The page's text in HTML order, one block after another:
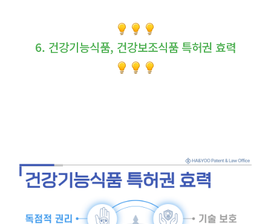
6. 건강기능식품, 건강보조식품 특허권 효력